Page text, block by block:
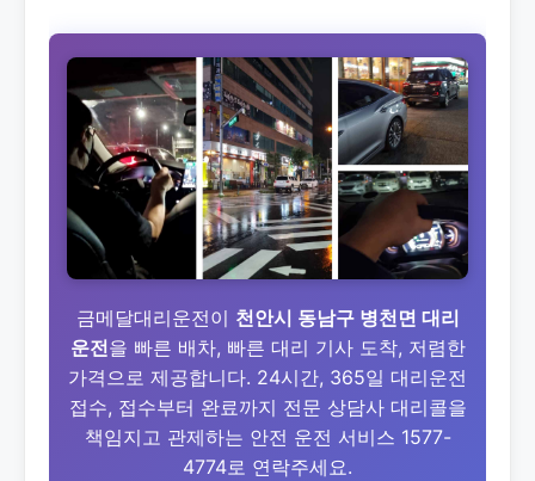
금메달대리운전이 천안시 동남구 병천면 대리
운전을 빠른 배차, 빠른 대리 기사 도착, 저렴한
가격으로 제공합니다. 24시간, 365일 대리운전
접수, 접수부터 완료까지 전문 상담사 대리콜을
책임지고 관제하는 안전 운전 서비스 1577-
4774로 연락주세요.